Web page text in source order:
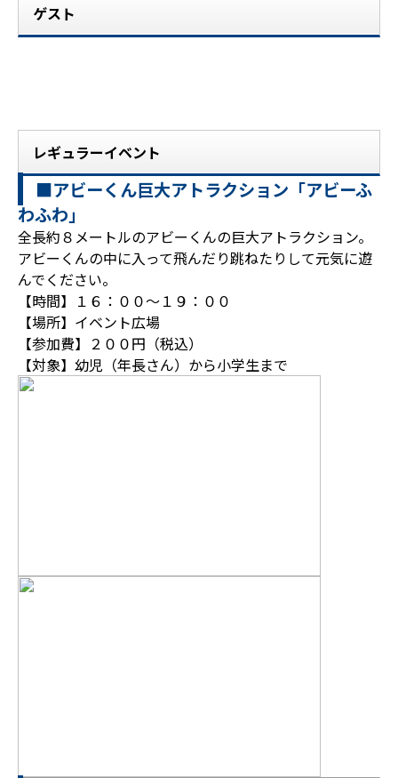
ゲスト
レギュラーイベント
■アビーくん巨大アトラクション「アビーふ
わふわ」
全長約８メートルのアビーくんの巨大アトラクション。
アビーくんの中に入って飛んだり跳ねたりして元気に遊
んでください。
【時間】１６：００～１９：００
【場所】イベント広場
【参加費】２００円（税込）
【対象】幼児（年長さん）から小学生まで